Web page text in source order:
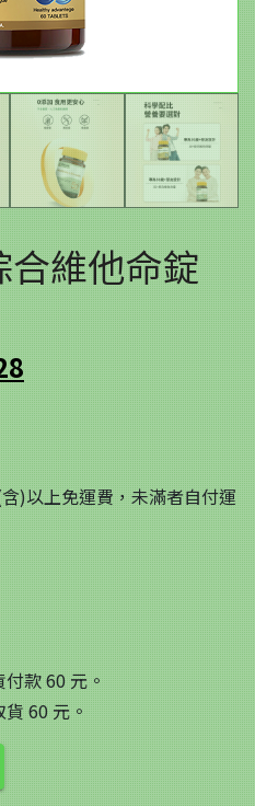
合維他命錠
。
目
前
價
格：
NT$1,128。
)以上免運費，未滿者自付運
付款 60 元。
貨 60 元。